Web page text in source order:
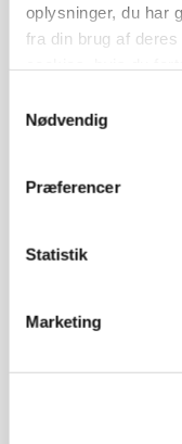
oplysninger, du har
fra din brug af
Nødvendig
Præferencer
Statistik
Marketing
Russisk